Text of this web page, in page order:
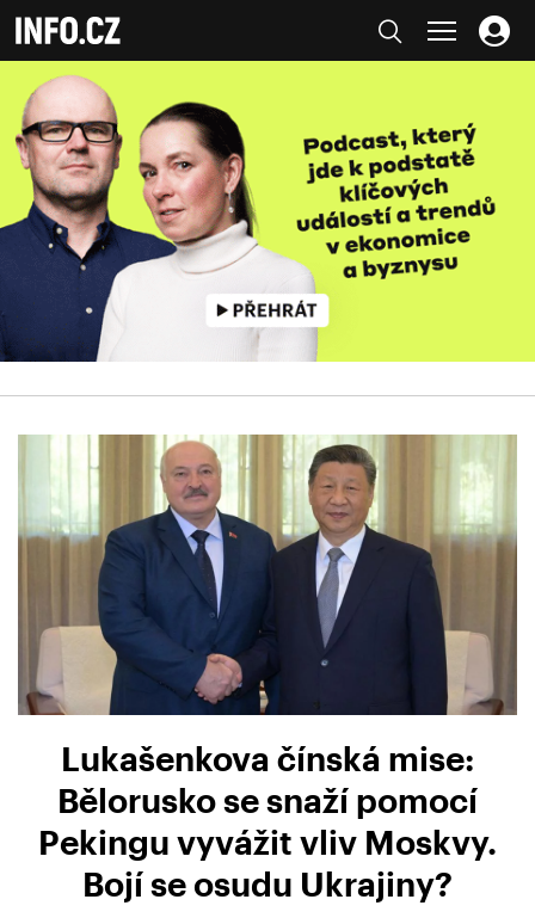
Lukašenkova čínská mise:
Bělorusko se snaží pomocí
Pekingu vyvážit vliv Moskvy.
Bojí se osudu Ukrajiny?